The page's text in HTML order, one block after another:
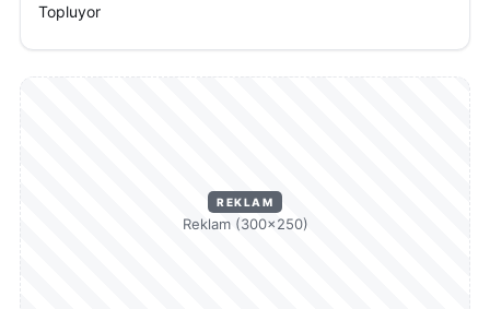
Topluyor
REKLAM
Reklam (300×250)